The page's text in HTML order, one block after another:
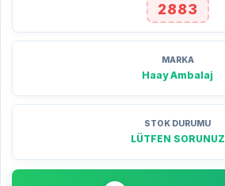
2883
MARKA
Haay Ambalaj
STOK DURUMU
LÜTFEN SORUNUZ